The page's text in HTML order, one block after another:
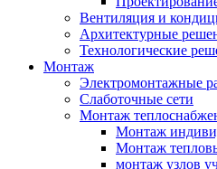
Вентиляция и
Архитектурные
Технологические
Монтаж
Электромонтажные
Слаботочные сети
Монтаж
Монтаж
Монтаж
монтаж узлов